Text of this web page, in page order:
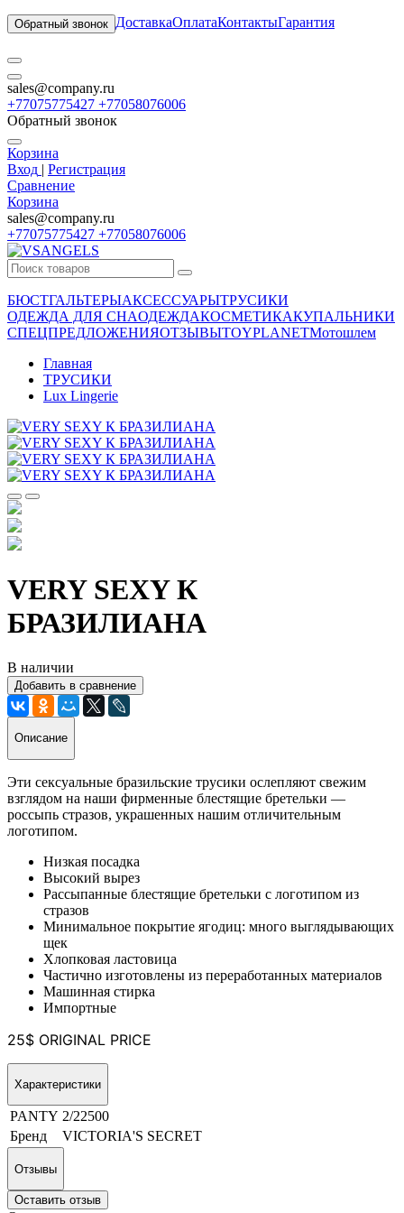
Обратный звонок ДоставкаОплатаКонтактыГарантия
sales@company.ru
+77075775427 +77058076006
Обратный звонок
Корзина
Вход | Регистрация
Сравнение
Корзина
sales@company.ru
+77075775427 +77058076006
БЮСТГАЛЬТЕРЫАКСЕССУАРЫТРУСИКИ
ОДЕЖДА ДЛЯ СНАОДЕЖДАКОСМЕТИКАКУПАЛЬНИКИ
СПЕЦПРЕДЛОЖЕНИЯОТЗЫВЫTOYPLANETМотошлем
Главная
ТРУСИКИ
Lux Lingerie
VERY SEXY К
БРАЗИЛИАНА
В наличии
Добавить в сравнение
Описание
Эти сексуальные бразильские трусики ослепляют свежим
взглядом на наши фирменные блестящие бретельки —
россыпь стразов, украшенных нашим отличительным
логотипом.
Низкая посадка
Высокий вырез
Рассыпанные блестящие бретельки с логотипом из
стразов
Минимальное покрытие ягодиц: много выглядывающих
щек
Хлопковая ластовица
Частично изготовлены из переработанных материалов
Машинная стирка
Импортные
25$ ORIGINAL PRICE
Характеристики
PANTY 2/22500
Бренд
VICTORIA'S SECRET
Отзывы
Оставить отзыв